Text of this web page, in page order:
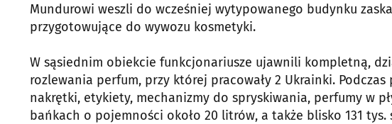
Mundurowi weszli do wcześniej wytypowanego budynku
przygotowujące do wywozu kosmetyki.
W sąsiednim obiekcie funkcjonariusze ujawnili kompletną,
rozlewania perfum, przy której pracowały 2 Ukrainki.
nakrętki, etykiety, mechanizmy do spryskiwania, perfumy w
bańkach o pojemności około 20 litrów, a także blisko 131